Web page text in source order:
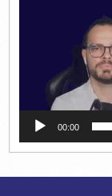
00:00